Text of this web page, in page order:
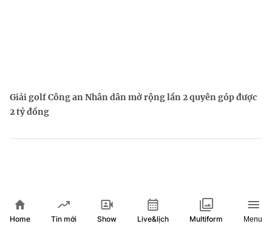
Giải golf Công an Nhân dân mở rộng lần 2 quyên góp được
2 tỷ đồng
Home Tin mới Show Live&lịch Multiform Menu